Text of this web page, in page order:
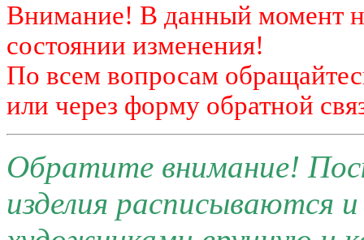
Внимание! В данный момент
состоянии изменения!
По всем вопросам
или через форму обратной
Обратите внимание!
изделия расписываются